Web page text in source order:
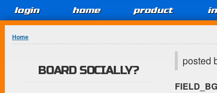
login home product
You are here
Home
posted
BOARD SOCIALLY?